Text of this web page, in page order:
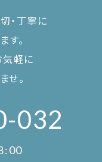
・丁寧に
す。
軽に
せ。
032